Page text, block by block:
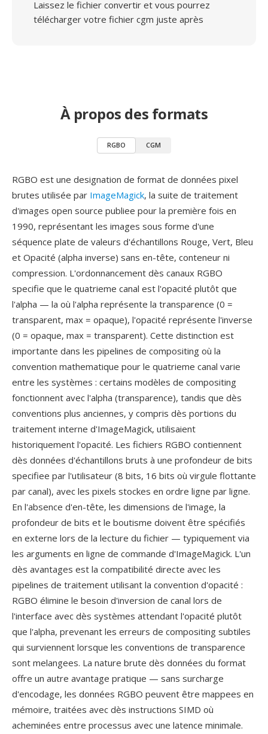
Laissez le fichier convertir et vous pourrez
télécharger votre fichier cgm juste après
À propos des formats
RGBO CGM
RGBO est une designation de format de données pixel
brutes utilisée par ImageMagick, la suite de traitement
d'images open source publiee pour la première fois en
1990, représentant les images sous forme d'une
séquence plate de valeurs d'échantillons Rouge, Vert, Bleu
et Opacité (alpha inverse) sans en-tête, conteneur ni
compression. L'ordonnancement dès canaux RGBO
specifie que le quatrieme canal est l'opacité plutôt que
l'alpha — la où l'alpha représente la transparence (0 =
transparent, max = opaque), l'opacité représente l'inverse
(0 = opaque, max = transparent). Cette distinction est
importante dans les pipelines de compositing où la
convention mathematique pour le quatrieme canal varie
entre les systèmes : certains modèles de compositing
fonctionnent avec l'alpha (transparence), tandis que dès
conventions plus anciennes, y compris dès portions du
traitement interne d'ImageMagick, utilisaient
historiquement l'opacité. Les fichiers RGBO contiennent
dès données d'échantillons bruts à une profondeur de bits
specifiee par l'utilisateur (8 bits, 16 bits où virgule flottante
par canal), avec les pixels stockes en ordre ligne par ligne.
En l'absence d'en-tête, les dimensions de l'image, la
profondeur de bits et le boutisme doivent être spécifiés
en externe lors de la lecture du fichier — typiquement via
les arguments en ligne de commande d'ImageMagick. L'un
dès avantages est la compatibilité directe avec les
pipelines de traitement utilisant la convention d'opacité :
RGBO élimine le besoin d'inversion de canal lors de
l'interface avec dès systèmes attendant l'opacité plutôt
que l'alpha, prevenant les erreurs de compositing subtiles
qui surviennent lorsque les conventions de transparence
sont melangees. La nature brute dès données du format
offre un autre avantage pratique — sans surcharge
d'encodage, les données RGBO peuvent être mappees en
mémoire, traitées avec dès instructions SIMD où
acheminées entre processus avec une latence minimale.